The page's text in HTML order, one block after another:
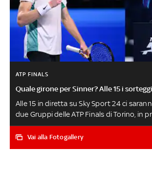
ATP FINALS
Quale girone per Sinner? Alle 15 i
Alle 15 in diretta su Sky Sport 24 ci
due Gruppi delle ATP Finals di Torino, in
12 al 19 novembre, da seguire in diretta
in streaming su NOW. Djokovic e Alcaraz,
Vai alla Fotogallery